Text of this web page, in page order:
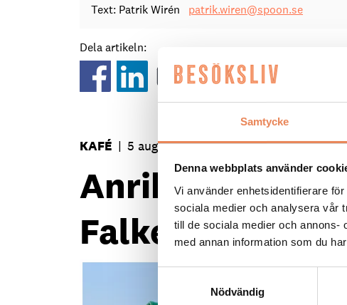
Samtycke
Denna webbplats använder
Vi använder enhetsidentifierare
sociala medier och analysera vår
till de sociala medier och annons-
med annan information som du
Nödvändig
Text: Patrik Wirén patrik.wiren@spoon.se
Dela artikeln:
KAFÉ | 5 augusti 2026
Anrika
Falkenberg